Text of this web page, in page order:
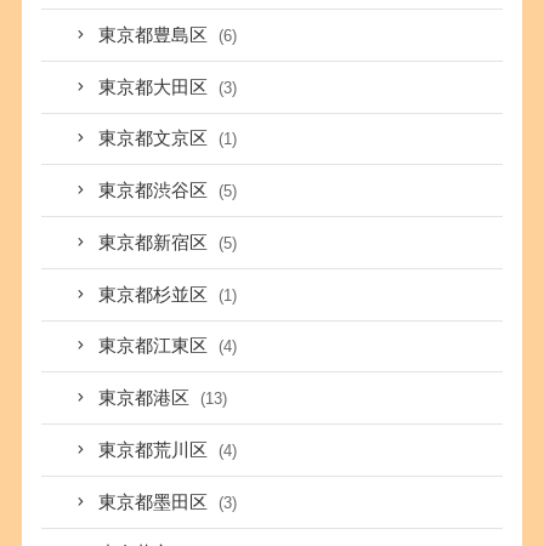
東京都豊島区 (6)
東京都大田区 (3)
東京都文京区 (1)
東京都渋谷区 (5)
東京都新宿区 (5)
東京都杉並区 (1)
東京都江東区 (4)
東京都港区 (13)
東京都荒川区 (4)
東京都墨田区 (3)